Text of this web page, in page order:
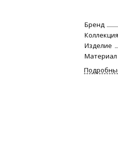
Бренд
Изделие
Материал